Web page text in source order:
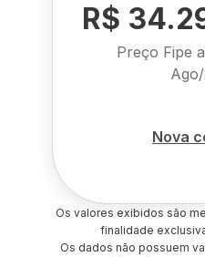
R$
Preço Fipe
Nova
Os valores exibidos são
finalidade
Os dados não possuem